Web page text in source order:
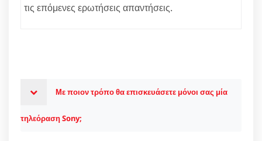
τις επόμενες ερωτήσεις απαντήσεις.
Με ποιον τρόπο θα επισκευάσετε μόνοι σας μία
τηλεόραση Sony;